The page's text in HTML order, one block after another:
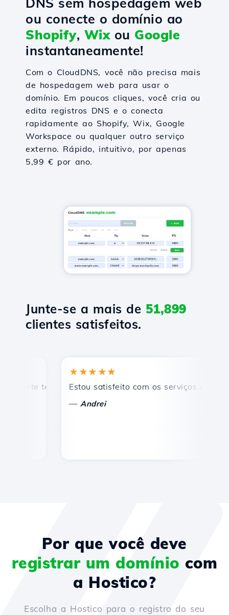
ou conecte o domínio ao
Shopify, Wixou Google
instantaneamente!
Com o CloudDNS, você não precisa mais
de hospedagem web para usar o
domínio. Em poucos cliques, você cria ou
edita registros DNS e o conecta
rapidamente ao Shopify, Wix, Google
Workspace ou qualquer outro serviço
externo. Rápido, intuitivo, por apenas
5,99 € por ano.
Junte-se a mais de 51,899
clientes satisfeitos.
técnico rápido e eficiente.
★★★★★
Estou satisfeito com os serviços
Andrei
Por que você deve
registrar um domínio com
a Hostico?
Escolha a Hostico para o registro do seu